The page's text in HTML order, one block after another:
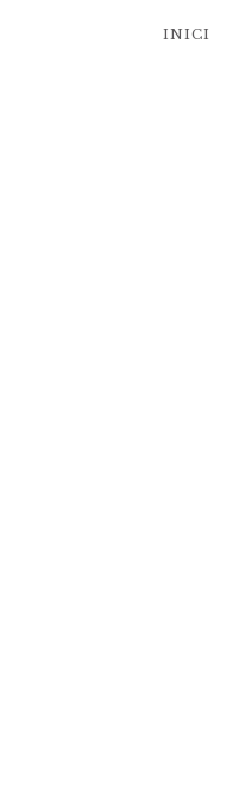
INICI